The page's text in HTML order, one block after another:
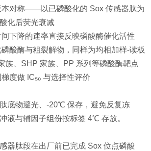
对称——以已磷酸化的 Sox 传感器肽为
化后荧光衰减
下降的速率直接反映磷酸酶催化活性
酸酶与粗裂解物，同样为均相加样-读板
、SHP 家族、PP 系列等磷酸酶靶点
度做 IC₅₀ 与选择性评价
底物避光、-20℃ 保存，避免反复冻
液与辅因子组份按标签 4℃ 存放。
器肽段在出厂前已完成 Sox 位点磷酸